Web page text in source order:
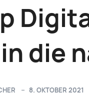
die
8. OKTOBER 2021